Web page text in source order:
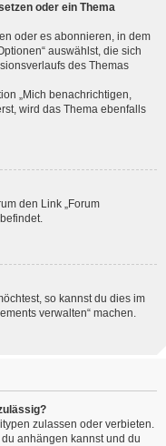
oder ein Thema
oder es abonnieren, in dem
auswählst, die sich
des Themas
„Mich benachrichtigen,
wird das Thema ebenfalls
den Link „Forum
so kannst du dies im
verwalten“ machen.
zulassen oder verbieten.
anhängen kannst und du